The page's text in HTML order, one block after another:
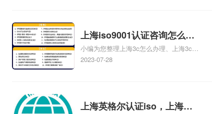
体系、上海iso9001质量管理体系认证哪
里有相关iso体系认证知识，详情可查看下
方正文！
上海iso9001认证咨询怎么办
理？上海iso14000怎么办理？
小编为您整理上海3c怎么办理、上海3c认
证怎么办理、上海3C认证怎么办理、上海
2023-07-28
上海英格尔认证iso，上海英